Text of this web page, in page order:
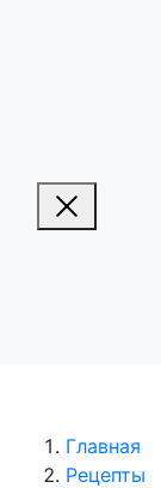
Главная
Рецепты